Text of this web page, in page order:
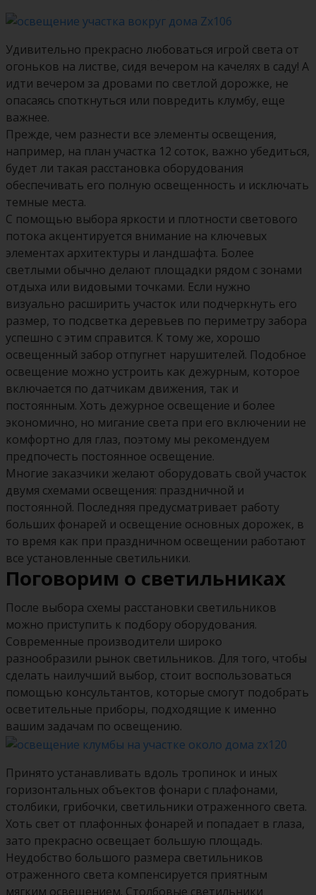
Удивительно прекрасно любоваться игрой света от
огоньков на листве, сидя вечером на качелях в саду! А
идти вечером за дровами по светлой дорожке, не
опасаясь споткнуться или повредить клумбу, еще
важнее.
Прежде, чем разнести все элементы освещения,
например, на план участка 12 соток, важно убедиться,
будет ли такая расстановка оборудования
обеспечивать его полную освещенность и исключать
темные места.
С помощью выбора яркости и плотности светового
потока акцентируется внимание на ключевых
элементах архитектуры и ландшафта. Более
светлыми обычно делают площадки рядом с зонами
отдыха или видовыми точками. Если нужно
визуально расширить участок или подчеркнуть его
размер, то подсветка деревьев по периметру забора
успешно с этим справится. К тому же, хорошо
освещенный забор отпугнет нарушителей. Подобное
освещение можно устроить как дежурным, которое
включается по датчикам движения, так и
постоянным. Хоть дежурное освещение и более
экономично, но мигание света при его включении не
комфортно для глаз, поэтому мы рекомендуем
предпочесть постоянное освещение.
Многие заказчики желают оборудовать свой участок
двумя схемами освещения: праздничной и
постоянной. Последняя предусматривает работу
больших фонарей и освещение основных дорожек, в
то время как при праздничном освещении работают
все установленные светильники.
Поговорим о светильниках
После выбора схемы расстановки светильников
можно приступить к подбору оборудования.
Современные производители широко
разнообразили рынок светильников. Для того, чтобы
сделать наилучший выбор, стоит воспользоваться
помощью консультантов, которые смогут подобрать
осветительные приборы, подходящие к именно
вашим задачам по освещению.
Принято устанавливать вдоль тропинок и иных
горизонтальных объектов фонари с плафонами,
столбики, грибочки, светильники отраженного света.
Хоть свет от плафонных фонарей и попадает в глаза,
зато прекрасно освещает большую площадь.
Неудобство большого размера светильников
отраженного света компенсируется приятным
мягким освещением. Столбовые светильники